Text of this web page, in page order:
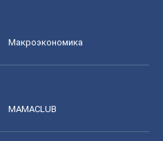
Mакроэкономика
MAMACLUB